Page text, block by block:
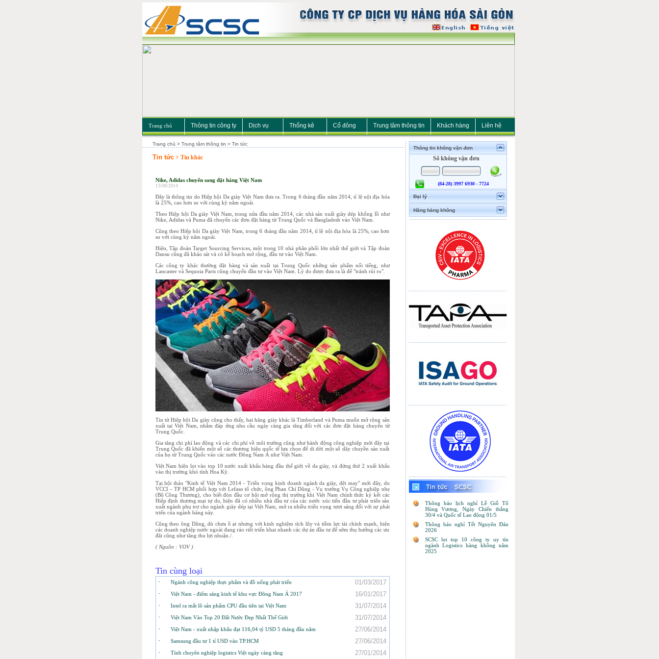
Trang chủ Thông tin công ty Dịch vụ Thống kê Cổ đông Trung tâm thông tin Khách hàng Liên hệ
Trang chủ > Trung tâm thông tin > Tin tức
Thông tin không vận đơn
Số không vận đơn
(84-28) 3997 6930 - 7724
Đại lý
Hãng hàng không
Thông báo lịch nghỉ Lễ Giỗ Tổ
Hùng Vương, Ngày Chiến thắng
30/4 và Quốc tế Lao động 01/5
Thông báo nghỉ Tết Nguyên Đán
2026
SCSC lọt top 10 công ty uy tín
ngành Logistics hàng không năm
2025
Tin tức> Tin khác
Nike, Adidas chuyển sang đặt hàng Việt Nam
13/08/2014
Đây là thông tin do Hiệp hội Da giày Việt Nam đưa ra. Trong 6 tháng đầu năm 2014, tỉ lệ nội địa hóa
là 25%, cao hơn so với cùng kỳ năm ngoái.
Theo Hiệp hội Da giày Việt Nam, trong nửa đầu năm 2014, các nhà sản xuất giày dép khổng lồ như
Nike, Adidas và Puma đã chuyển các đơn đặt hàng từ Trung Quốc và Bangladesh vào Việt Nam.
Cũng theo Hiệp hội Da giày Việt Nam, trong 6 tháng đầu năm 2014, tỉ lệ nội địa hóa là 25%, cao hơn
so với cùng kỳ năm ngoái.
Hiện, Tập đoàn Target Sourcing Services, một trong 10 nhà phân phối lớn nhất thế giới và Tập đoàn
Dansu cũng đã khảo sát và có kế hoạch mở rộng, đầu tư vào Việt Nam.
Các công ty khác thường đặt hàng và sản xuất tại Trung Quốc những sản phẩm nổi tiếng, như
Lancaster và Sequoia Paris cũng chuyển đầu tư vào Việt Nam. Lý do được đưa ra là để "tránh rủi ro".
Tin từ Hiệp hội Da giày cũng cho thấy, hai hãng giày khác là Timberland và Puma muốn mở rộng sản
xuất tại Việt Nam, nhằm đáp ứng nhu cầu ngày càng gia tăng đối với các đơn đặt hàng chuyển từ
Trung Quốc.
Gia tăng chi phí lao động và các chi phí về môi trường cũng như hành động công nghiệp mới đây tại
Trung Quốc đã khiến một số các thương hiệu quốc tế lựa chọn để di dời một số dây chuyền sản xuất
của họ từ Trung Quốc vào các nước Đông Nam Á như Việt Nam.
Việt Nam hiện lọt vào top 10 nước xuất khẩu hàng đầu thế giới về da giày, và đứng thứ 2 xuất khẩu
vào thị trường khó tính Hoa Kỳ.
Tại hội thảo "Kinh tế Việt Nam 2014 - Triển vọng kinh doanh ngành da giày, dệt may" mới đây, do
VCCI – TP HCM phối hợp với Lefaso tổ chức, ông Phan Chí Dũng - Vụ trưởng Vụ Công nghiệp nhẹ
(Bộ Công Thương), cho biết đón đầu cơ hội mở rộng thị trường khi Việt Nam chính thức ký kết các
Hiệp định thương mại tự do, hiện đã có nhiều nhà đầu tư của các nước xúc tiến đầu tư phát triển sản
xuất ngành phụ trợ cho ngành giày dép tại Việt Nam, mở ra nhiều triển vọng tươi sáng đối với sự phát
triển của ngành hàng này.
Cũng theo ông Dũng, dù chưa ồ ạt nhưng với kinh nghiệm tích lũy và tiềm lực tài chính mạnh, hiện
các doanh nghiệp nước ngoài đang ráo riết triển khai nhanh các dự án đầu tư để sớm thụ hưởng các ưu
đãi cũng như tăng thu lợi nhuận./.
( Nguồn : VOV )
Tin cùng loại
- Ngành công nghiệp thực phẩm và đồ uống phát triển 01/03/2017
- Việt Nam - điểm sáng kinh tế khu vực Đông Nam Á 2017 16/01/2017
- Intel ra mắt lô sản phẩm CPU đầu tiên tại Việt Nam 31/07/2014
- Việt Nam Vào Top 20 Đất Nước Đẹp Nhất Thế Giới 31/07/2014
- Việt Nam - xuất nhập khẩu đạt 116,04 tỷ USD 5 tháng đầu năm 27/06/2014
- Samsung đầu tư 1 tỉ USD vào TP.HCM 27/06/2014
- Tính chuyên nghiệp logistics Việt ngày càng tăng 27/01/2014